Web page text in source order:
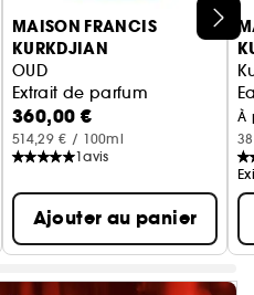
MAISON FRANCIS
KURKDJIAN
OUD
Extrait de parfum
360,00 €
514,29 € / 100ml
1avis
Ajouter au panier
À